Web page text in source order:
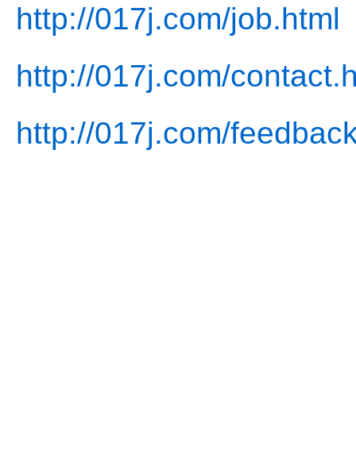
http://017j.com/job.html
http://017j.com/
http://017j.com/